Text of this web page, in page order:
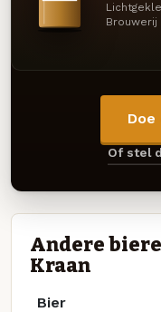
Brouwerij
Of stel
Andere
Kraan
Bier